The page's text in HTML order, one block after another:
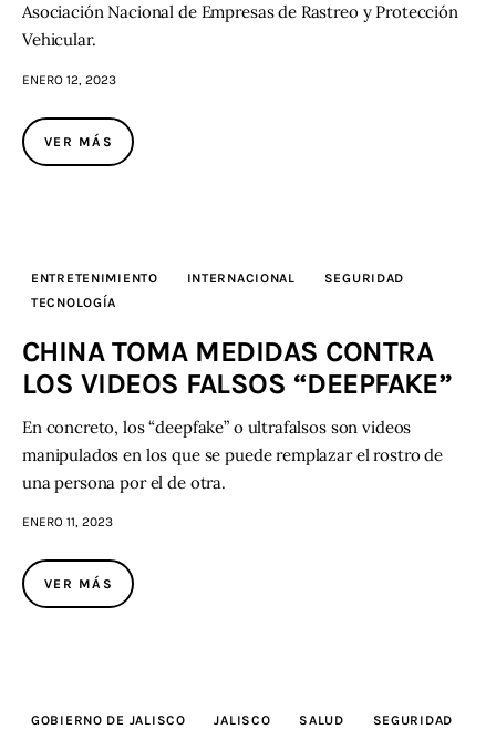
Asociación Nacional de Empresas de Rastreo y Protección
Vehicular.
ENERO 12, 2023
VER MÁS
ENTRETENIMIENTO INTERNACIONAL
SEGURIDAD
TECNOLOGÍA
CHINA TOMA MEDIDAS CONTRA
LOS VIDEOS FALSOS “DEEPFAKE”
En concreto, los “deepfake” o ultrafalsos son videos
manipulados en los que se puede remplazar el rostro de
una persona por el de otra.
ENERO 11, 2023
VER MÁS
GOBIERNO DE JALISCO JALISCO SALUD SEGURIDAD